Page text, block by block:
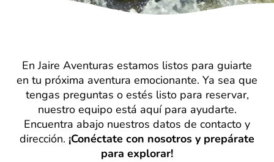
En Jaire Aventuras estamos listos para guiarte
en tu próxima aventura emocionante. Ya sea que
tengas preguntas o estés listo para reservar,
nuestro equipo está aquí para ayudarte.
Encuentra abajo nuestros datos de contacto y
dirección. ¡Conéctate con nosotros y prepárate
para explorar!